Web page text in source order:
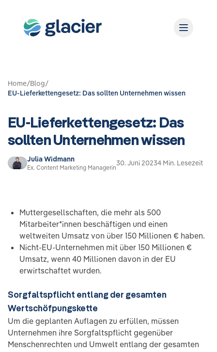
Home/Blog/
EU-Lieferkettengesetz: Das sollten Unternehmen wissen
EU-Lieferkettengesetz: Das
sollten Unternehmen wissen
Julia Widmann
Ex. Content Marketing Managerin
30. Juni 20234 Min. Lesezeit
Muttergesellschaften, die mehr als 500
Mitarbeiter*innen beschäftigen und einen
weltweiten Umsatz von über 150 Millionen € haben.
Nicht-EU-Unternehmen mit über 150 Millionen €
Umsatz, wenn 40 Millionen davon in der EU
erwirtschaftet wurden.
Sorgfaltspflicht entlang der gesamten
Wertschöfpungskette
Um die geplanten Auflagen zu erfüllen, müssen
Unternehmen ihre Sorgfaltspflicht gegenüber
Menschenrechten und Umwelt entlang der gesamten